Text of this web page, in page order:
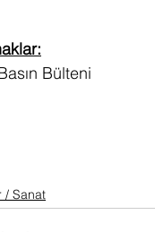
Bülteni
/ Sanat